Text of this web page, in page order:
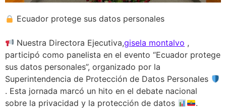
Ecuador protege sus datos personales
Nuestra Directora Ejecutiva,gisela montalvo ,
participó como panelista en el evento “Ecuador protege
sus datos personales”, organizado por la
Superintendencia de Protección de Datos Personales
. Esta jornada marcó un hito en el debate nacional
sobre la privacidad y la protección de datos
.